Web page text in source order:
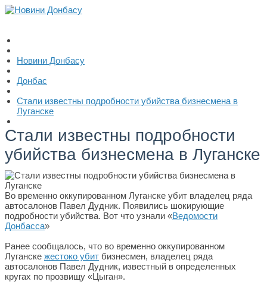
Новини Донбасу
Донбас
Стали известны подробности убийства бизнесмена в
Луганске
Стали известны подробности
убийства бизнесмена в Луганске
Во временно оккупированном Луганске убит владелец ряда
автосалонов Павел Дудник. Появились шокирующие
подробности убийства. Вот что узнали «Ведомости
Донбасса»
Ранее сообщалось, что во временно оккупированном
Луганске жестоко убит бизнесмен, владелец ряда
автосалонов Павел Дудник, известный в определенных
кругах по прозвищу «Цыган».